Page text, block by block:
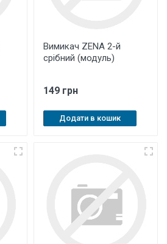
Вимикач ZENA 2-й
срібний (модуль)
149 грн
Додати в кошик